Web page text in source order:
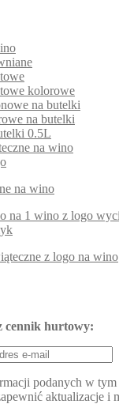
kolorowe
na butelki
na butelki
0.5L
na wino
cennik hurtowy:
podanych w
aktualizacje i